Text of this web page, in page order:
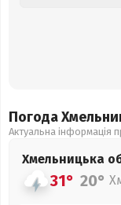
Погода
Актуальна інформація
Хмельницька
31° 20°